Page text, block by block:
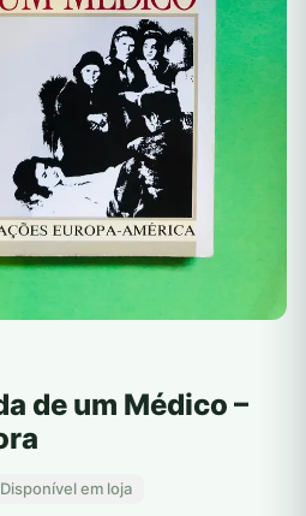
de um Médico –
Disponível em loja